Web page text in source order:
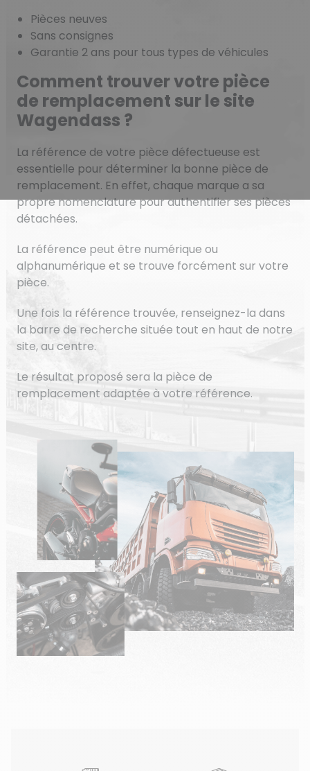
Pièces neuves
Sans consignes
Garantie 2 ans pour tous types de véhicules
Comment trouver votre pièce
de remplacement sur le site
Wagendass ?
La référence de votre pièce défectueuse est
essentielle pour déterminer la bonne pièce de
remplacement. En effet, chaque marque a sa
propre nomenclature pour authentifier ses pièces
détachées.
La référence peut être numérique ou
alphanumérique et se trouve forcément sur votre
pièce.
Une fois la référence trouvée, renseignez-la dans
la barre de recherche située tout en haut de notre
site, au centre.
Le résultat proposé sera la pièce de
remplacement adaptée à votre référence.